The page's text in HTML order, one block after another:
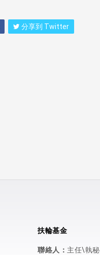
分享到 Twitter
扶輪基金
聯絡人： 主任\執秘